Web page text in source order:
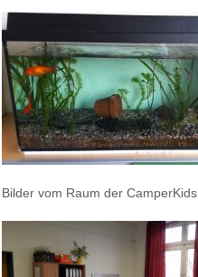
Bilder vom Raum der CamperKids